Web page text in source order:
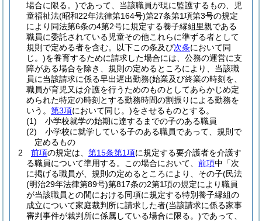
場合に限る。)であって、当該職員が現に監護するもの、児
童福祉法(昭和22年法律第164号)第27条第1項第3号の規定
により同法第6条の4第2号に規定する養子縁組里親である
職員に委託されている児童その他これらに準ずる者として
規則で定める者を含む。以下この条及び次条において同
じ。)を養育するために請求した場合には、公務の運営に支
障がある場合を除き、規則の定めるところにより、当該職
員に当該請求に係る早出遅出勤務(始業及び終業の時刻を、
職員が育児又は介護を行うためのものとしてあらかじめ定
められた特定の時刻とする勤務時間の割振りによる勤務を
いう。 第3項において同じ。)をさせるものとする。
(1)
小学校就学の始期に達するまでの子のある職員
(2)
小学校に就学している子のある職員であって、規則で
定めるもの
2
前項の規定は、 第15条第1項に規定する要介護者を介護す
る職員について準用する。
この場合において、 前項中「次
に掲げる職員が、規則の定めるところにより、その子(民法
(明治29年法律第89号)第817条の2第1項の規定により職員
が当該職員との間における同項に規定する特別養子縁組の
成立について家庭裁判所に請求した者(当該請求に係る家事
審判事件が裁判所に係属している場合に限る。)であって、